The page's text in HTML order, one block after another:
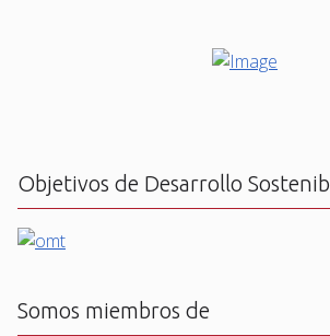
Objetivos de Desarrollo
Somos miembros de